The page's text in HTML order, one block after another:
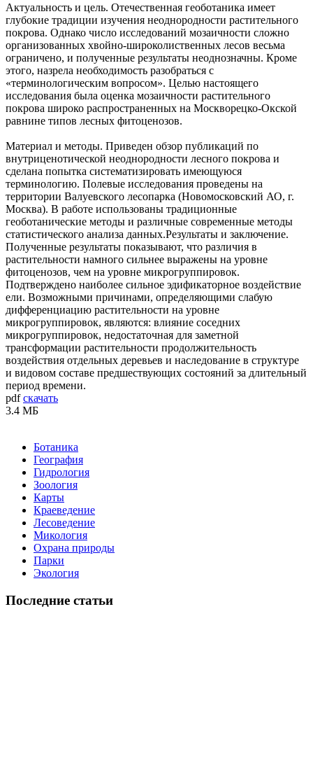
Актуальность и цель. Отечественная геоботаника имеет
глубокие традиции изучения неоднородности растительного
покрова. Однако число исследований мозаичности сложно
организованных хвойно-широколиственных лесов весьма
ограничено, и полученные результаты неоднозначны. Кроме
этого, назрела необходимость разобраться с
«терминологическим вопросом». Целью настоящего
исследования была оценка мозаичности растительного
покрова широко распространенных на Москворецко-Окской
равнине типов лесных фитоценозов.
Материал и методы. Приведен обзор публикаций по
внутриценотической неоднородности лесного покрова и
сделана попытка систематизировать имеющуюся
терминологию. Полевые исследования проведены на
территории Валуевского лесопарка (Новомосковский АО, г.
Москва). В работе использованы традиционные
геоботанические методы и различные современные методы
статистического анализа данных.Результаты и заключение.
Полученные результаты показывают, что различия в
растительности намного сильнее выражены на уровне
фитоценозов, чем на уровне микрогруппировок.
Подтверждено наиболее сильное эдификаторное воздействие
ели. Возможными причинами, определяющими слабую
дифференциацию растительности на уровне
микрогруппировок, являются: влияние соседних
микрогруппировок, недостаточная для заметной
трансформации растительности продолжительность
воздействия отдельных деревьев и наследование в структуре
и видовом составе предшествующих состояний за длительный
период времени.
pdf скачать
3.4 МБ
Ботаника
География
Гидрология
Зоология
Карты
Краеведение
Лесоведение
Микология
Охрана природы
Парки
Экология
Последние статьи